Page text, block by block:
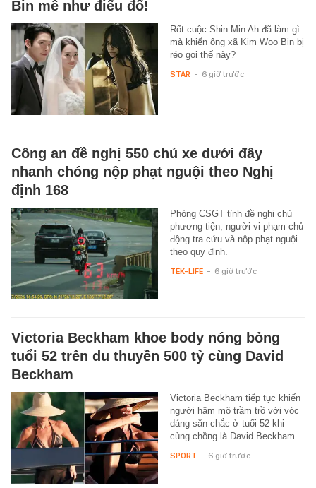
Bin mê như điếu đổ!
Rốt cuộc Shin Min Ah đã làm gì
mà khiến ông xã Kim Woo Bin bị
réo gọi thế này?
STAR - 6 giờ trước
Công an đề nghị 550 chủ xe dưới đây
nhanh chóng nộp phạt nguội theo Nghị
định 168
Phòng CSGT tỉnh đề nghị chủ
phương tiện, người vi phạm chủ
động tra cứu và nộp phạt nguội
theo quy định.
TEK-LIFE - 6 giờ trước
Victoria Beckham khoe body nóng bỏng
tuổi 52 trên du thuyền 500 tỷ cùng David
Beckham
Victoria Beckham tiếp tục khiến
người hâm mộ trầm trồ với vóc
dáng săn chắc ở tuổi 52 khi
cùng chồng là David Beckham…
SPORT - 6 giờ trước